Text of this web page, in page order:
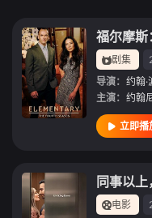
福尔摩斯
剧集
导演： 约翰·
主演： 约翰
立即播
同事以
电影